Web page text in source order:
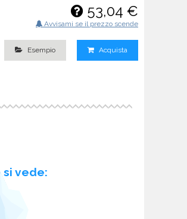
53,04 €
Avvisami se il prezzo scende
Esempio Acquista
vede: